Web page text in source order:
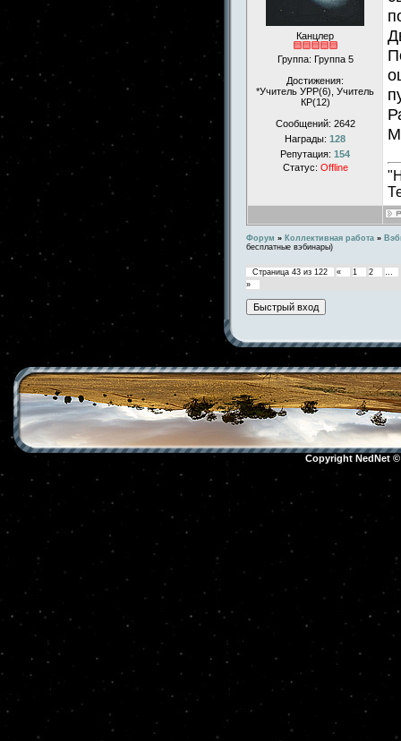
Канцлер
Группа: Группа 5
Достижения:
*Учитель УРР(6), Учитель
КР(12)
Сообщений: 2642
Награды: 128
Репутация: 154
Статус: Offline
Форум » Коллективная работа »
бесплатные вэбинары)
Страница 43 из 122 « 1 2
…
»
Copyright NedNet